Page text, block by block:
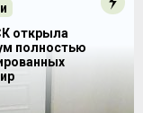
открыла
полностью